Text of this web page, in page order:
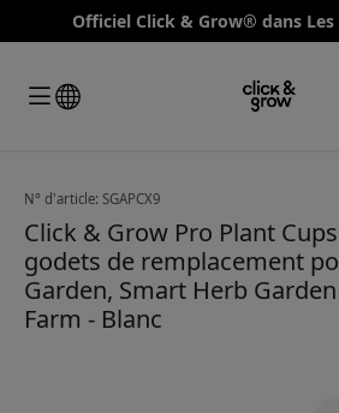
Officiel Click & Grow® dans
N° d'article: SGAPCX9
Click & Grow Pro Plant
godets de remplacement
Garden, Smart Herb
Farm - Blanc